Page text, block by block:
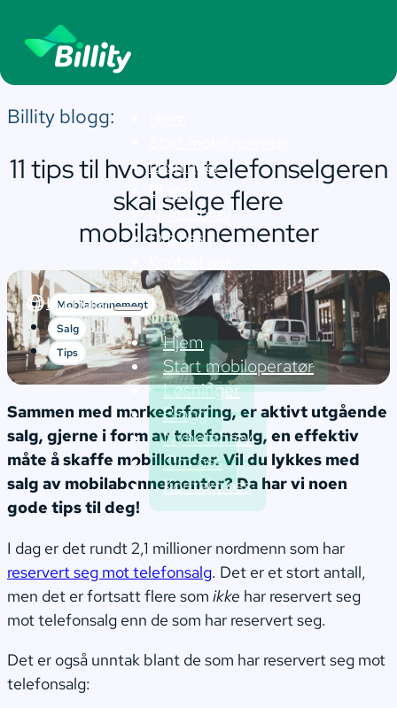
In English
Løsninger
Blogg
Nyhetsbrev
Om oss
Hjem
Start mobiloperatør
Løsninger
Blogg
Nyhetsbrev
Om oss
Kontakt oss
Billity blogg:
11 tips til hvordan telefonselgeren
skal selge flere
mobilabonnementer
Mobilabonnement
Salg
Tips
Sammen med markedsføring, er aktivt utgående
salg, gjerne i form av telefonsalg, en effektiv
måte å skaffe mobilkunder. Vil du lykkes med
salg av mobilabonnementer? Da har vi noen
gode tips til deg!
I dag er det rundt 2,1 millioner nordmenn som har
reservert seg mot telefonsalg. Det er et stort antall,
men det er fortsatt flere som ikke har reservert seg
mot telefonsalg enn de som har reservert seg.
Det er også unntak blant de som har reservert seg mot
telefonsalg: